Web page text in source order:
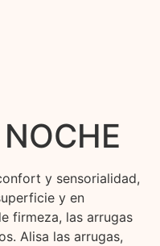
y sensorialidad,
y en
firmeza, las arrugas
Alisa las arrugas,